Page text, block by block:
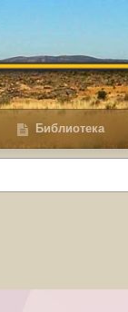
Библиотека